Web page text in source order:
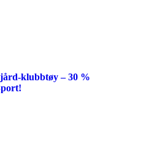
klubbtøy – 30 %